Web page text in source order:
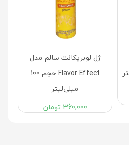
ژل لوبریکانت سالم مدل
Flavor Effect حجم 100
میلی‌لیتر
360,000 تومان